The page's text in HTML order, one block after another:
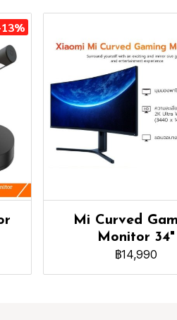
Mi Curved
Monitor 34"
฿14,990